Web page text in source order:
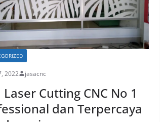
2022 jasacnc
Laser Cutting CNC No 1
dan Terpercaya